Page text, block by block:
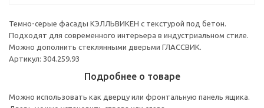
Темно-серые фасады КЭЛЛЬВИКЕН с текстурой под бетон.
Подходят для современного интерьера в индустриальном стиле.
Можно дополнить стеклянными дверьми ГЛАССВИК.
Артикул: 304.259.93
Подробнее о товаре
Можно использовать как дверцу или фронтальную панель ящика.